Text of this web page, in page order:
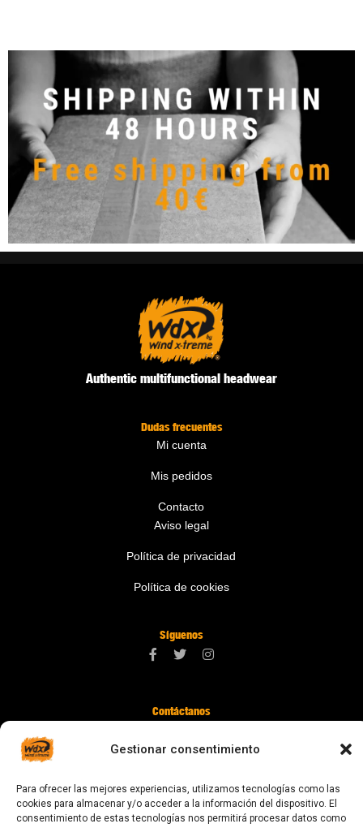
Gestionar consentimiento
Para ofrecer las mejores experiencias, utilizamos tecnologías como las
cookies para almacenar y/o acceder a la información del dispositivo. El
consentimiento de estas tecnologías nos permitirá procesar datos como
Authentic multifunctional headwear
Dudas frecuentes
Mi cuenta
Mis pedidos
Contacto
Aviso legal
Política de privacidad
Política de cookies
Síguenos
Contáctanos
08024 Barcelona